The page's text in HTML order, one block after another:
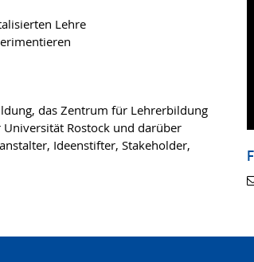
Lehre
das Zentrum für Lehrerbildung
Rostock und darüber
Ideenstifter, Stakeholder,